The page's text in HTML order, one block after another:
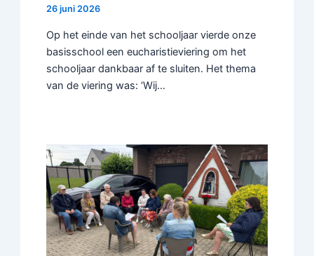
26 juni 2026
Op het einde van het schooljaar vierde onze
basisschool een eucharistieviering om het
schooljaar dankbaar af te sluiten. Het thema
van de viering was: ‘Wij…